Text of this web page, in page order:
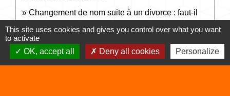
Changement de nom suite à un divorce : faut-il
modifier la carte grise ?
Suite à un divorce, comment faire enlever l'ex-
époux sur la carte grise ?
This site uses cookies and gives you control over what you want
to activate
OK, accept all
Deny all cookies Personalize